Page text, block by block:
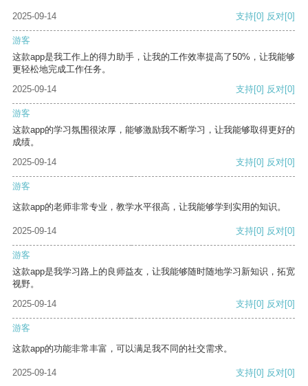
2025-09-14 支持[0] 反对[0]
游客
这款app是我工作上的得力助手，让我的工作效率提高了50%，让我能够
更轻松地完成工作任务。
2025-09-14
支持[0] 反对[0]
游客
这款app的学习氛围很浓厚，能够激励我不断学习，让我能够取得更好的
成绩。
2025-09-14
支持[0] 反对[0]
游客
这款app的老师非常专业，教学水平很高，让我能够学到实用的知识。
2025-09-14 支持[0] 反对[0]
游客
这款app是我学习路上的良师益友，让我能够随时随地学习新知识，拓宽
视野。
2025-09-14
支持[0] 反对[0]
游客
这款app的功能非常丰富，可以满足我不同的社交需求。
2025-09-14 支持[0] 反对[0]